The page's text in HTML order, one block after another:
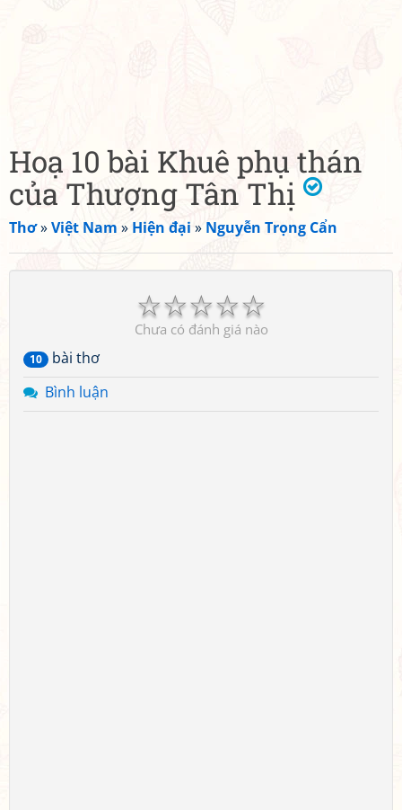
Hoạ 10 bài Khuê phụ thán
của Thượng Tân Thị
Thơ»Việt Nam » Hiện đại » Nguyễn Trọng Cẩn
☆
☆
☆
☆
☆
Chưa có đánh giá nào
10
bài thơ
Bình luận